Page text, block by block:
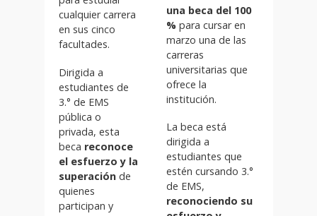
cualquier carrera
en sus cinco
facultades.
Dirigida a
estudiantes de
3.° de EMS
pública o
privada, esta
beca reconoce
el esfuerzo y la
superaciónde
quienes
participan y
una beca del 100
%para cursar en
marzo una de las
carreras
universitarias que
ofrece la
institución.
La beca está
dirigida a
estudiantes que
estén cursando 3.°
de EMS,
reconociendo su